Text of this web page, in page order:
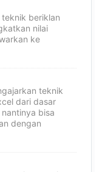
teknik beriklan
nilai
ke
teknik
dari dasar
bisa
dengan